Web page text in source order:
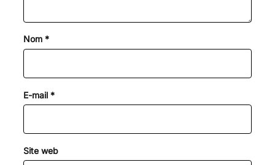
Nom *
E-mail *
Site web